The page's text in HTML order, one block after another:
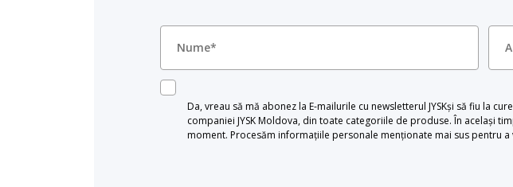
Da, vreau să mă abonez la E-mailurile cu newsletterul JYSKși să fiu la
companiei JYSK Moldova, din toate categoriile de produse. În același
moment. Procesăm informațiile personale menționate mai sus pentru